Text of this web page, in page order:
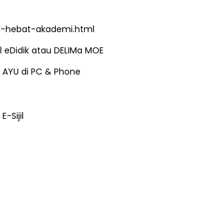
hebat-akademi.html
atau DELIMa MOE
di PC & Phone
Sijil